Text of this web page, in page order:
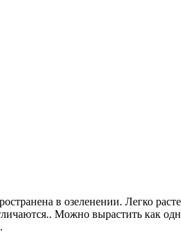
в озеленении. Легко
Можно вырастить как